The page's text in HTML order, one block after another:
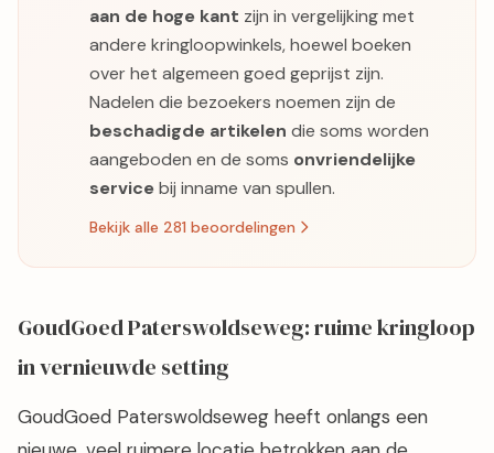
aan de hoge kant zijn in vergelijking met
andere kringloopwinkels, hoewel boeken
over het algemeen goed geprijst zijn.
Nadelen die bezoekers noemen zijn de
beschadigde artikelen die soms worden
aangeboden en de soms onvriendelijke
servicebij inname van spullen.
Bekijk alle 281 beoordelingen
GoudGoed Paterswoldseweg: ruime kringloop
in vernieuwde setting
GoudGoed Paterswoldseweg heeft onlangs een